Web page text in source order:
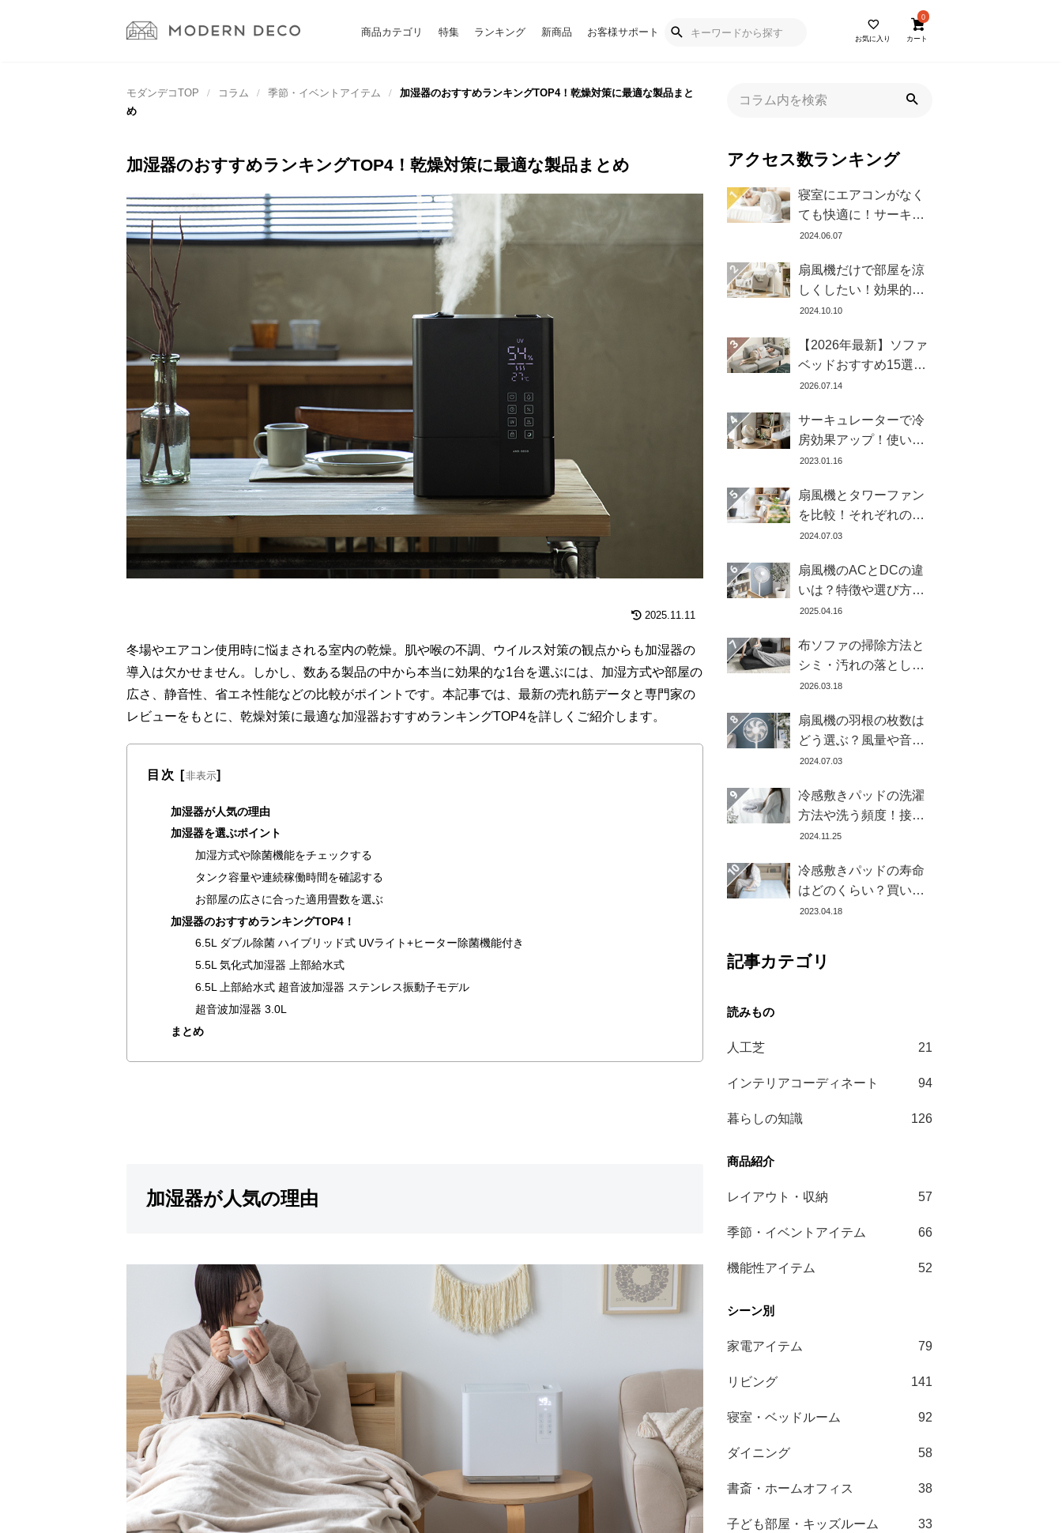
商品カテゴリ 特集 ランキング 新商品 お客様サポート
お気に入り
0
カート
モダンデコTOP コラム 季節・イベントアイテム
加湿器のおすすめランキングTOP4！乾燥対策に最適な製品まと
め
加湿器のおすすめランキングTOP4！乾燥対策に最適な製品まとめ
2025.11.11
冬場やエアコン使用時に悩まされる室内の乾燥。肌や喉の不調、ウイルス対策の観点からも加湿器の
導入は欠かせません。しかし、数ある製品の中から本当に効果的な1台を選ぶには、加湿方式や部屋の
広さ、静音性、省エネ性能などの比較がポイントです。本記事では、最新の売れ筋データと専門家の
レビューをもとに、乾燥対策に最適な加湿器おすすめランキングTOP4を詳しくご紹介します。
目次 [非表示]
加湿器が人気の理由
加湿器を選ぶポイント
加湿方式や除菌機能をチェックする
タンク容量や連続稼働時間を確認する
お部屋の広さに合った適用畳数を選ぶ
加湿器のおすすめランキングTOP4！
6.5L ダブル除菌 ハイブリッド式 UVライト+ヒーター除菌機能付き
5.5L 気化式加湿器 上部給水式
6.5L 上部給水式 超音波加湿器 ステンレス振動子モデル
超音波加湿器 3.0L
まとめ
加湿器が人気の理由
アクセス数ランキング
寝室にエアコンがなく
ても快適に！サーキュ
レーターの効果的な使
2024.06.07
扇風機だけで部屋を涼
しくしたい！効果的な
置き方とおすすめ商品
2024.10.10
【2026年最新】ソファ
ベッドおすすめ15選！
寝心地で失敗しない選
2026.07.14
サーキュレーターで冷
房効果アップ！使い
方・置き場所・風向き
2023.01.16
扇風機とタワーファン
を比較！それぞれの特
徴とメリット・デメリ
2024.07.03
扇風機のACとDCの違
いは？特徴や選び方、
どちらが良いかを徹底
2025.04.16
布ソファの掃除方法と
シミ・汚れの落とし方
を解説【自分ででき
2026.03.18
扇風機の羽根の枚数は
どう選ぶ？風量や音の
違いとおすすめ商品7選
2024.07.03
冷感敷きパッドの洗濯
方法や洗う頻度！接触
冷感の効果を下げない
ます
2024.11.25
冷感敷きパッドの寿命
はどのくらい？買い替
え時を見極める方法と
2023.04.18
記事カテゴリ
人工芝 21
インテリアコーディネート 94
暮らしの知識 126
レイアウト・収納 57
季節・イベントアイテム 66
機能性アイテム 52
家電アイテム 79
リビング 141
寝室・ベッドルーム 92
ダイニング 58
書斎・ホームオフィス 38
子ども部屋・キッズルーム 33